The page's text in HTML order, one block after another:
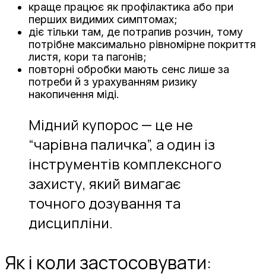
краще працює як профілактика або при
перших видимих симптомах;
діє тільки там, де потрапив розчин, тому
потрібне максимально рівномірне покриття
листя, кори та пагонів;
повторні обробки мають сенс лише за
потреби й з урахуванням ризику
накопичення міді.
Мідний купорос — це не
“чарівна паличка”, а один із
інструментів комплексного
захисту, який вимагає
точного дозування та
дисципліни.
Як і коли застосовувати: